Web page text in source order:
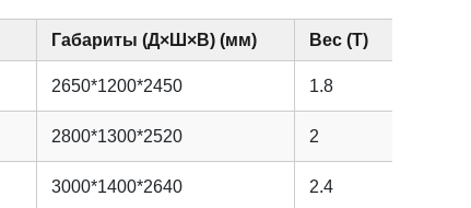
Габариты (Д×Ш×В) (мм) Вес (Т)
2650*1200*2450 1.8
2800*1300*2520 2
3000*1400*2640 2.4